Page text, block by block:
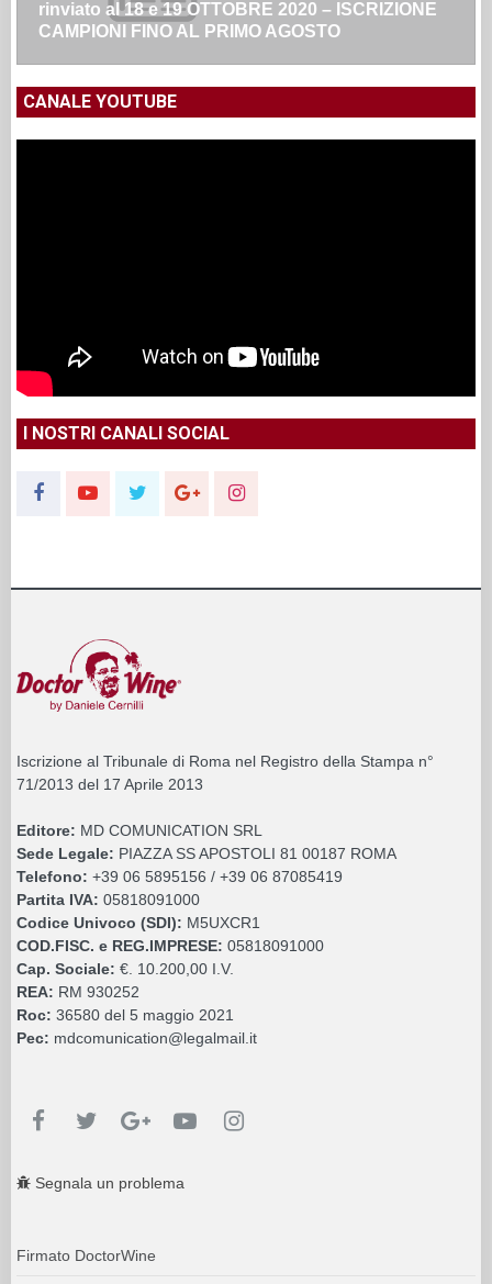
rinviato al 18 e 19 OTTOBRE 2020 – ISCRIZIONE
CAMPIONI FINO AL PRIMO AGOSTO
CANALE YOUTUBE
I NOSTRI CANALI SOCIAL
Iscrizione al Tribunale di Roma nel Registro della Stampa n°
71/2013 del 17 Aprile 2013
Editore: MD COMUNICATION SRL
Sede Legale: PIAZZA SS APOSTOLI 81 00187 ROMA
Telefono: +39 06 5895156 / +39 06 87085419
Partita IVA: 05818091000
Codice Univoco (SDI): M5UXCR1
COD.FISC. e REG.IMPRESE: 05818091000
Cap. Sociale: €. 10.200,00 I.V.
REA: RM 930252
Roc: 36580 del 5 maggio 2021
Pec: mdcomunication@legalmail.it
Segnala un problema
Firmato DoctorWine